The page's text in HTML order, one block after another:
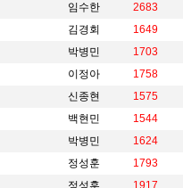
임수한 2683
김경회 1649
박병민 1703
이정아 1758
신종현 1575
백현민 1544
박병민 1624
정성훈 1793
정성훈 1917